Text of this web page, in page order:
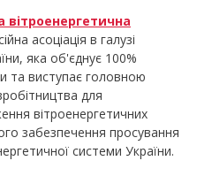
вітроенергетична
асоціація в галузі
яка об'єднує 100%
та виступає головною
для
вітроенергетичних
забезпечення просування
системи України.